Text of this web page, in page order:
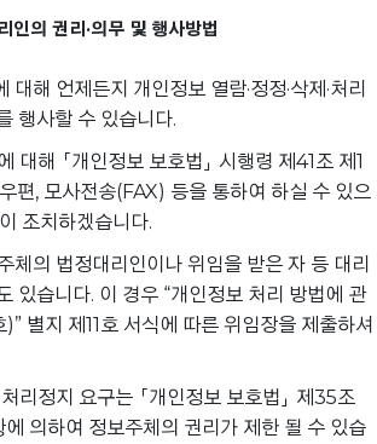
인의 권리·의무 및 행사방법
해 언제든지 개인정보 열람·정정·삭제·처리
행사할 수 있습니다.
해 「개인정보 보호법」 시행령 제41조 제1
편, 모사전송(FAX) 등을 통하여 하실 수 있으
조치하겠습니다.
의 법정대리인이나 위임을 받은 자 등 대리
있습니다. 이 경우 “개인정보 처리 방법에 관
별지 제11호 서식에 따른 위임장을 제출하셔
리정지 요구는 「개인정보 보호법」 제35조
의하여 정보주체의 권리가 제한 될 수 있습